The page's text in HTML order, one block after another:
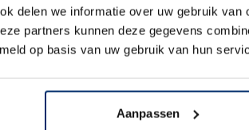
delen we informatie over uw gebruik
partners kunnen deze gegevens
op basis van uw gebruik van hun
Aanpassen
Duurzaam
We verpakken onze producten